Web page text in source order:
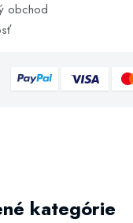
obchod
kategórie